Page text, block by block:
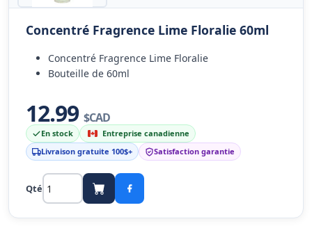
Concentré Fragrence Lime Floralie 60ml
Concentré Fragrence Lime Floralie
Bouteille de 60ml
12.99$CAD
En stock
Entreprise canadienne
Livraison gratuite 100$+
Satisfaction garantie
Qté